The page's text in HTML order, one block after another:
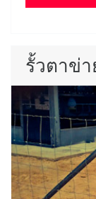
รั้วตาข่า